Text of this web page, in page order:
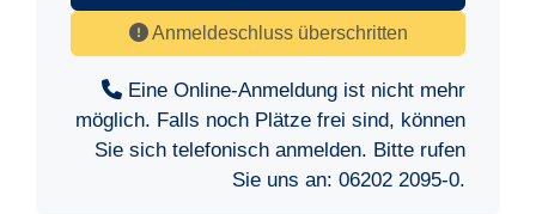
Anmeldeschluss überschritten
Eine Online-Anmeldung ist nicht mehr
möglich. Falls noch Plätze frei sind, können
Sie sich telefonisch anmelden. Bitte rufen
Sie uns an: 06202 2095-0.